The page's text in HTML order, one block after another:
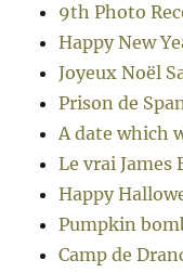
9th Photo
Happy New
Joyeux Noël
Prison de
A date which
Le vrai James
Happy
Pumpkin
Camp de